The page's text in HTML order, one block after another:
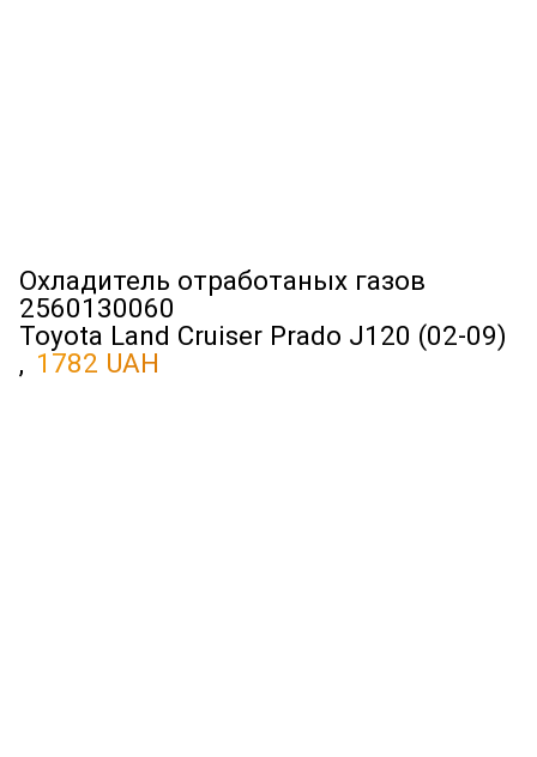
Охладитель отработаных газов
2560130060
Toyota Land Cruiser Prado J120 (02-09)
, 1782 UAH